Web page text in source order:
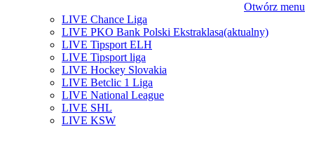
Otwórz menu
LIVE Chance Liga
LIVE PKO Bank Polski Ekstraklasa(aktualny)
LIVE Tipsport ELH
LIVE Tipsport liga
LIVE Hockey Slovakia
LIVE Betclic 1 Liga
LIVE National League
LIVE SHL
LIVE KSW